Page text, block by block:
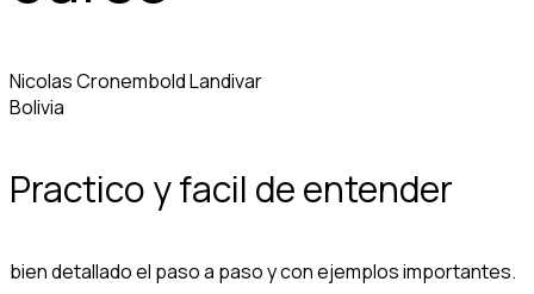
Nicolas Cronembold Landivar
Bolivia
Practico y facil de entender
bien detallado el paso a paso y con ejemplos importantes.